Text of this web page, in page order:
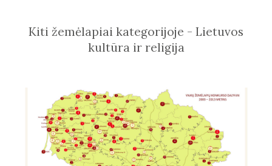
Kiti žemėlapiai kategorijoje - Lietuvos
kultūra ir religija